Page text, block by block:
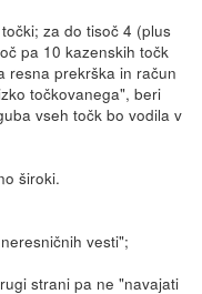
za do tisoč 4 (plus
pa 10 kazenskih točk
resna prekrška in račun
točkovanega", beri
vseh točk bo vodila v
široki.
vesti";
strani pa ne "navajati